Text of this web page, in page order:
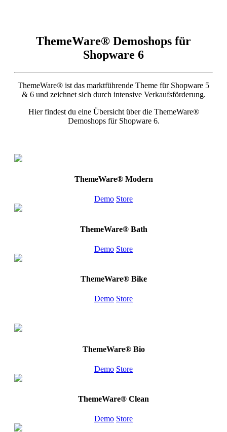
ThemeWare® Demoshops für
Shopware 6
ThemeWare® ist das marktführende Theme für Shopware 5
& 6 und zeichnet sich durch intensive Verkaufsförderung.
Hier findest du eine Übersicht über die ThemeWare®
Demoshops für Shopware 6.
ThemeWare® Modern
Demo Store
ThemeWare® Bath
Demo Store
ThemeWare® Bike
Demo Store
ThemeWare® Bio
Demo Store
ThemeWare® Clean
Demo Store